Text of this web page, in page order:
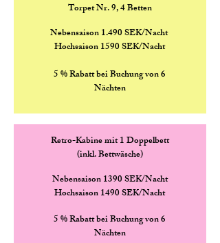
Torpet Nr. 9, 4 Betten
Nebensaison1.490 SEK/Nacht
Hochsaison1590 SEK/Nacht
5 % Rabatt bei Buchung von 6
Nächten
Retro-Kabine mit 1 Doppelbett
(inkl. Bettwäsche)
Nebensaison 1390 SEK/Nacht
Hochsaison1490 SEK/Nacht
5 % Rabatt bei Buchung von 6
Nächten